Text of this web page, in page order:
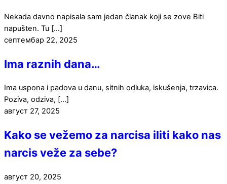
Nekada davno napisala sam jedan članak koji se zove Biti
napušten. Tu […]
септембар 22, 2025
Ima raznih dana…
Ima uspona i padova u danu, sitnih odluka, iskušenja, trzavica.
Poziva, odziva, […]
август 27, 2025
Kako se vežemo za narcisa iliti kako nas
narcis veže za sebe?
август 20, 2025